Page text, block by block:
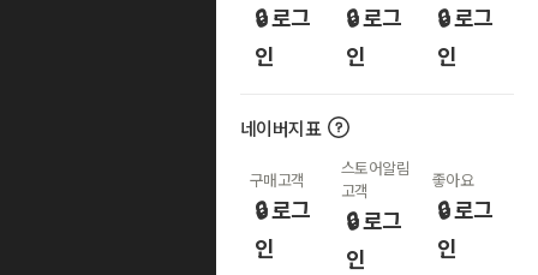
🔒 로그
인
🔒 로그
인
🔒 로그
인
네이버지표
구매고객
🔒 로그
인
스토어알림
고객
🔒 로그
인
좋아요
🔒 로그
인